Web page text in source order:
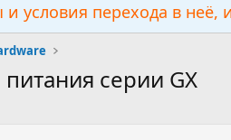
условия перехода в
серии GX